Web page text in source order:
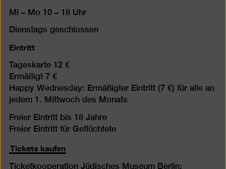
Mi – Mo 10 – 18 Uhr
Dienstags geschlossen
Eintritt
Tageskarte 12 €
Ermäßigt 7 €
Happy Wednesday: Ermäßigter Eintritt (7 €) für alle an
jedem 1. Mittwoch des Monats
Freier Eintritt bis 18 Jahre
Freier Eintritt für Geflüchtete
Tickets kaufen
Ticketkooperation Jüdisches Museum Berlin: